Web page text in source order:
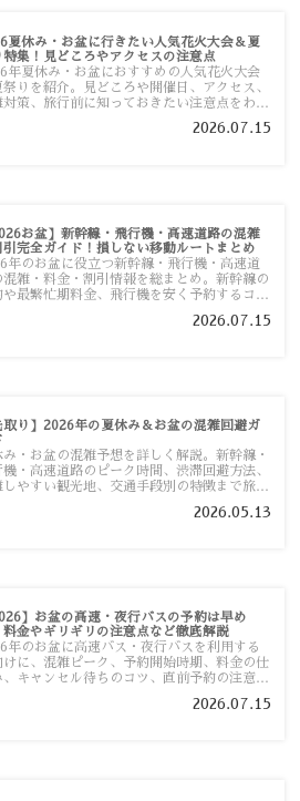
夏休み・お盆に行きたい人気花火大会＆夏
特集！見どころやアクセスの注意点
年夏休み・お盆におすすめの人気花火大会
祭りを紹介。見どころや開催日、アクセス、
対策、旅行前に知っておきたい注意点をわか
2026.07.15
お盆】新幹線・飛行機・高速道路の混雑
引完全ガイド！損しない移動ルートまとめ
年のお盆に役立つ新幹線・飛行機・高速道
混雑・料金・割引情報を総まとめ。新幹線の
や最繁忙期料金、飛行機を安く予約するコ
動方法を分かりやすく解説します。2026.07.15
取り】2026年の夏休み＆お盆の混雑回避ガ
み・お盆の混雑予想を詳しく解説。新幹線・
機・高速道路のピーク時間、渋滞回避方法、
しやすい観光地、交通手段別の特徴まで旅行
2026.05.13
】お盆の高速・夜行バスの予約は早め
料金やギリギリの注意点など徹底解説
年のお盆に高速バス・夜行バスを利用する
けに、混雑ピーク、予約開始時期、料金の仕
、キャンセル待ちのコツ、直前予約の注意点
2026.07.15